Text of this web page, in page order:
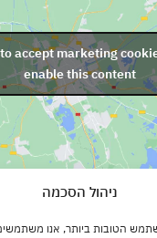
ניהול הסכמה
הטובות ביותר, אנו משתמשים
accept marketing
enable this content